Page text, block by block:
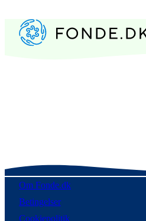
Om Fonde.dk
Betingelser
Cookiepolitik